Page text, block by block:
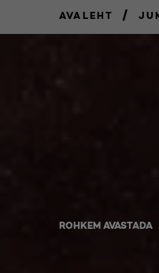
AVALEHT /
ROHKEM AVASTADA